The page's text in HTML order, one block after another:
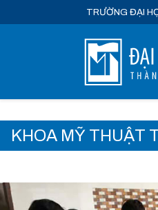
TRƯỜNG ĐẠI
KHOA MỸ THUẬT